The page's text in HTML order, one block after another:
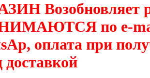
Возобновляет
по e-
оплата при
доставкой